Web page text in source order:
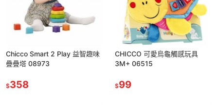
Chicco Smart 2 Play 益智趣味
疊疊塔 08973
$358
CHICCO 可愛烏龜觸感玩具
3M+ 06515
$99